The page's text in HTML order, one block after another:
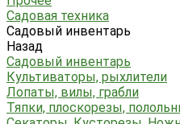
Садовая техника
Садовый инвентарь
Назад
Садовый инвентарь
Культиваторы, рыхлители
Лопаты, вилы, грабли
Тяпки, плоскорезы,